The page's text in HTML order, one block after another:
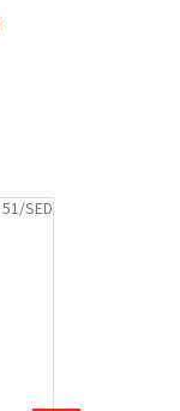
51/SED